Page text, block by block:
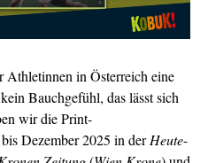
Athletinnen in Österreich eine
Bauchgefühl, das lässt sich
wir die Print-
Dezember 2025 in derHeute-